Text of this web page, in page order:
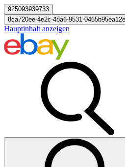
925093939733
8ca720ee-4e2c-48a6-9531-
Hauptinhalt anzeigen